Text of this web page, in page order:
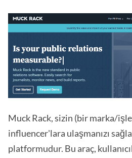
Muck Rack, sizin (bir marka/
influencer'lara ulaşmanızı
platformudur. Bu araç,